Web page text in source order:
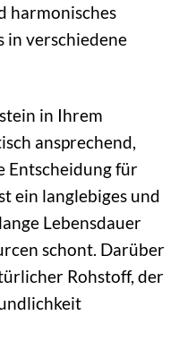
harmonisches
in verschiedene
in Ihrem
ansprechend,
Entscheidung für
ein langlebiges und
Lebensdauer
schont. Darüber
Rohstoff, der